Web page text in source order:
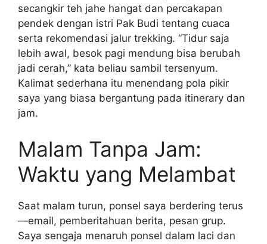
secangkir teh jahe hangat dan percakapan
pendek dengan istri Pak Budi tentang cuaca
serta rekomendasi jalur trekking. “Tidur saja
lebih awal, besok pagi mendung bisa berubah
jadi cerah,” kata beliau sambil tersenyum.
Kalimat sederhana itu menendang pola pikir
saya yang biasa bergantung pada itinerary dan
jam.
Malam Tanpa Jam:
Waktu yang Melambat
Saat malam turun, ponsel saya berdering terus
—email, pemberitahuan berita, pesan grup.
Saya sengaja menaruh ponsel dalam laci dan